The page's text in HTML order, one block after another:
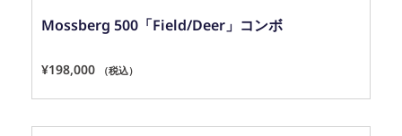
Mossberg 500「Field/Deer」コンボ
¥198,000 （税込）